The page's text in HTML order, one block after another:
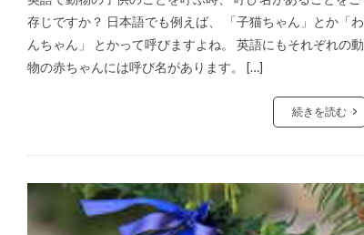
存じですか？ 日本語でも例えば、 「子猫ちゃん」とか「わ
んちゃん」 とかって呼びますよね。 英語にもそれぞれの動
物の赤ちゃんには呼び名があります。 […]
続きを読む